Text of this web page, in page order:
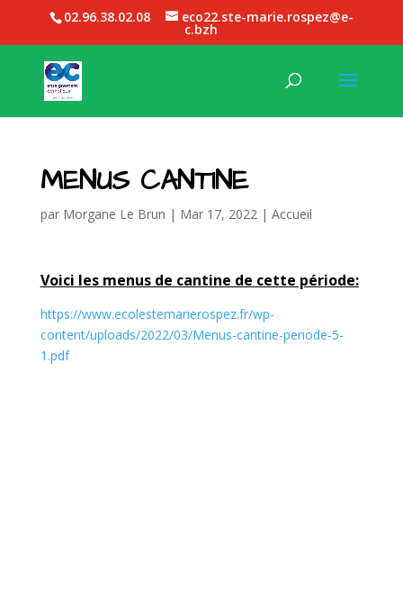
02.96.38.02.08 eco22.ste-marie.rospez@e-
c.bzh
MENUS CANTINE
par Morgane Le Brun | Mar 17, 2022| Accueil
Voici les menus de cantine de cette période:
https://www.ecolestemarierospez.fr/wp-
content/uploads/2022/03/Menus-cantine-periode-5-
1.pdf